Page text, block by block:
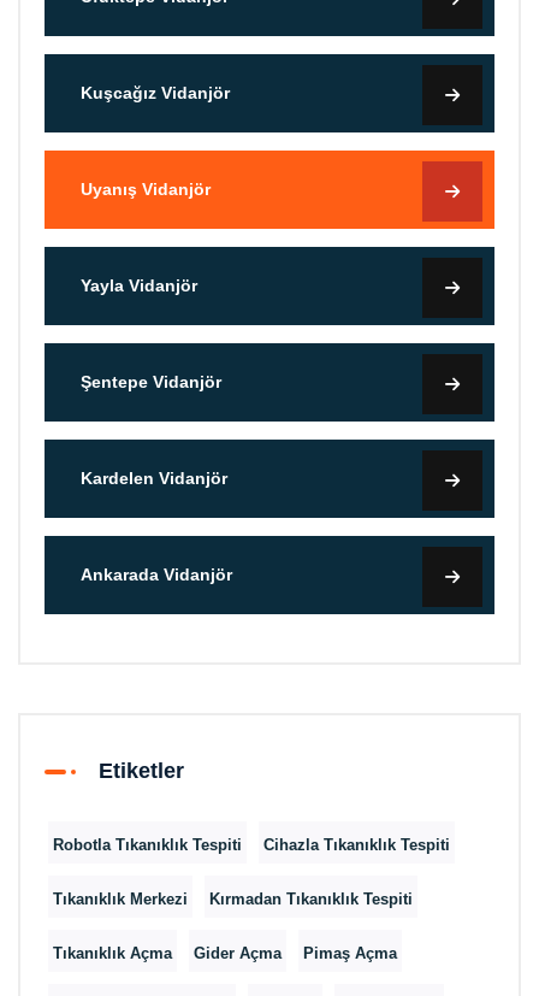
Kuşcağız Vidanjör
Uyanış Vidanjör
Yayla Vidanjör
Şentepe Vidanjör
Kardelen Vidanjör
Ankarada Vidanjör
Etiketler
Robotla Tıkanıklık Tespiti Cihazla Tıkanıklık Tespiti
Tıkanıklık Merkezi Kırmadan Tıkanıklık Tespiti
Tıkanıklık Açma Gider Açma Pimaş Açma